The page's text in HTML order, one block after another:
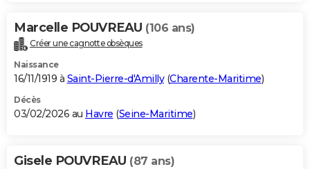
Marcelle POUVREAU (106 ans)
Créer une cagnotte obsèques
Naissance
16/11/1919 à Saint-Pierre-d'Amilly(Charente-Maritime)
Décès
03/02/2026 au Havre (Seine-Maritime)
Gisele POUVREAU (87 ans)